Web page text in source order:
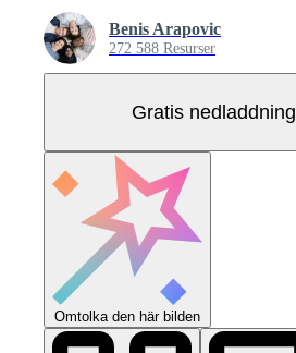
Benis Arapovic
272 588 Resurser
Gratis nedladdning
Omtolka den här bilden